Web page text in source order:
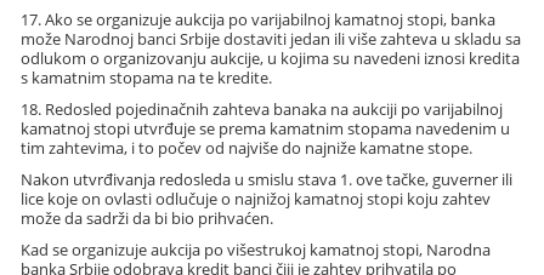
17. Ako se organizuje aukcija po varijabilnoj kamatnoj stopi, banka
može Narodnoj banci Srbije dostaviti jedan ili više zahteva u skladu sa
odlukom o organizovanju aukcije, u kojima su navedeni iznosi kredita
s kamatnim stopama na te kredite.
18. Redosled pojedinačnih zahteva banaka na aukciji po varijabilnoj
kamatnoj stopi utvrđuje se prema kamatnim stopama navedenim u
tim zahtevima, i to počev od najviše do najniže kamatne stope.
Nakon utvrđivanja redosleda u smislu stava 1. ove tačke, guverner ili
lice koje on ovlasti odlučuje o najnižoj kamatnoj stopi koju zahtev
može da sadrži da bi bio prihvaćen.
Kad se organizuje aukcija po višestrukoj kamatnoj stopi, Narodna
banka Srbije odobrava kredit banci čiji je zahtev prihvatila po